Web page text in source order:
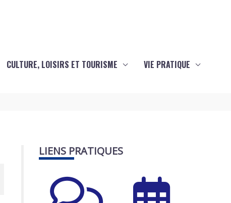
CULTURE, LOISIRS ET TOURISME VIE PRATIQUE
LIENS PRATIQUES